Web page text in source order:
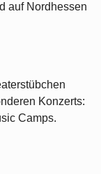
auf Nordhessen
Konzerts:
Camps.